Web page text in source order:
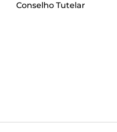
Conselho Tutelar